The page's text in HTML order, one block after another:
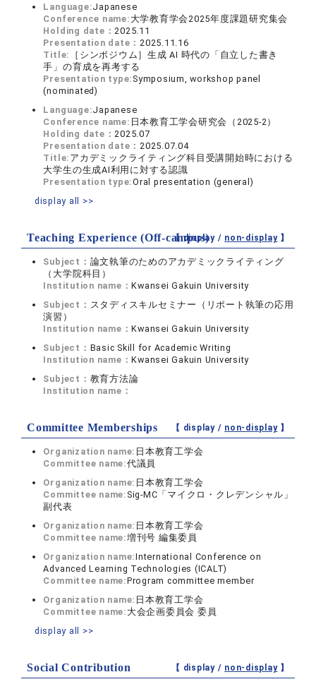
Language:Japanese
Conference name: 大学教育学会2025年度課題研究集会
Holding date： 2025.11
Presentation date： 2025.11.16
Title:
［シンポジウム］生成 AI 時代の「自立した書き
手」の育成を再考する
Presentation type: Symposium, workshop panel
(nominated)
Language:Japanese
Conference name: 日本教育工学会研究会（2025-2）
Holding date： 2025.07
Presentation date： 2025.07.04
Title: アカデミックライティング科目受講開始時における
大学生の生成AI利用に対する認識
Presentation type:Oral presentation (general)
display all >>
Teaching Experience (Off-campus)
【 display / non-display】
Subject： 論文執筆のためのアカデミックライティング
（大学院科目）
Institution name：Kwansei Gakuin University
Subject： スタディスキルセミナー（リポート執筆の応用
演習）
Institution name：Kwansei Gakuin University
Subject： Basic Skill for Academic Writing
Institution name：Kwansei Gakuin University
Subject： 教育方法論
Institution name：
Committee Memberships 【 display / non-display】
Organization name: 日本教育工学会
Committee name:代議員
Organization name: 日本教育工学会
Committee name: Sig-MC「マイクロ・クレデンシャル」
副代表
Organization name: 日本教育工学会
Committee name:増刊号 編集委員
Organization name:International Conference on
Advanced Learning Technologies (ICALT)
Committee name:Program committee member
Organization name: 日本教育工学会
Committee name: 大会企画委員会 委員
display all >>
Social Contribution 【 display / non-display】